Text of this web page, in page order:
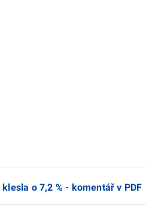
o 7,2 % - komentář v PDF